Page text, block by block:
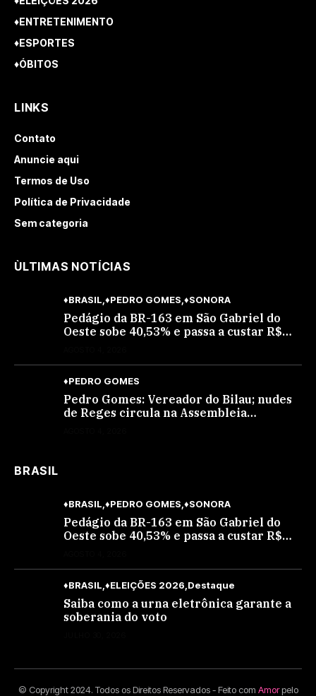
♦ENTRETENIMENTO
♦ESPORTES
♦ÓBITOS
LINKS
Contato
Anuncie aqui
Termos de Uso
Política de Privacidade
Sem categoria
ÙLTIMAS NOTÍCIAS
♦BRASIL ♦PEDRO GOMES ♦SONORA
Pedágio da BR-163 em São Gabriel do
Oeste sobe 40,53% e passa a custar R$
♦PEDRO GOMES
Pedro Gomes: Vereador do Bilau; nudes
de Reges circula na Assembleia
BRASIL
♦BRASIL ♦PEDRO GOMES ♦SONORA
Pedágio da BR-163 em São Gabriel do
Oeste sobe 40,53% e passa a custar R$
♦BRASIL ♦ELEIÇÕES 2026 Destaque
Saiba como a urna eletrônica garante a
soberania do voto
© Copyright 2024. Todos os Direitos Reservados - Feito com Amorpelo